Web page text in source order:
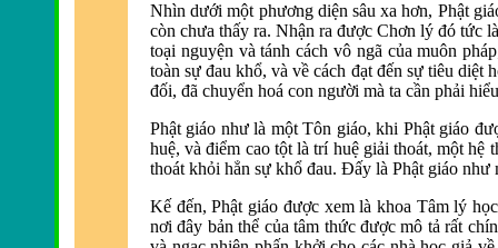
Nhìn dưới một phương diện sâu xa hơn, Phật
còn chưa thấy ra. Nhận ra được Chơn lý đó tức l
toại nguyện và tánh cách vô ngã của muôn
toàn sựđau khổ, và về cách đạt đến sự tiêu diệt
đối, đã chuyển hoá con người mà ta cần phải
Phật giáo như là một Tôn giáo, khi Phật giáo
huệ, vàđiểm cao tột là trí huệ giải thoát, một hệ
thoát khỏi hẳn sự khổ đau. Đấy là Phật giáo như
Kế đến, Phật giáo được xem là khoa Tâm lý
nơi đây bản thể của tâm thức được mô tả rất